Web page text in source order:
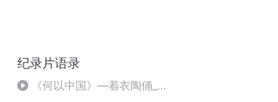
纪录片语录
《何以中国》—着衣陶俑_陕